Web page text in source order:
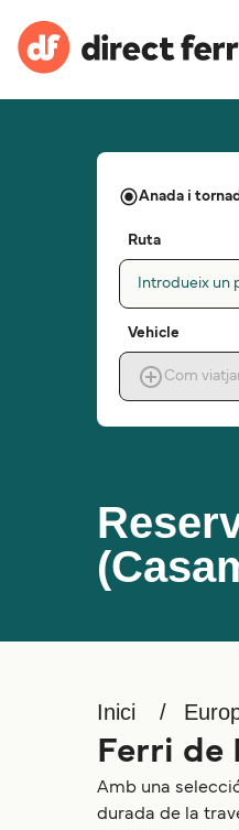
Anada i
Ruta
Introdueix un
Vehicle
Com
Inici
Ferri de
Amb una
durada de la